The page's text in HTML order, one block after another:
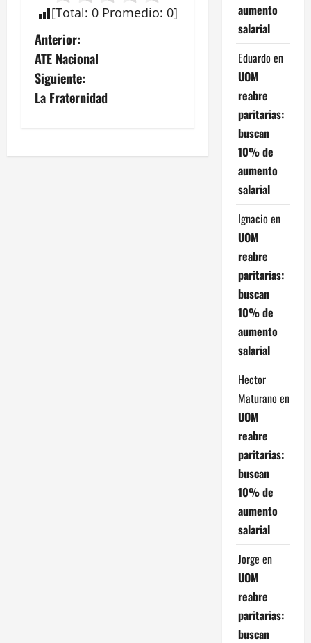
[Total: 0 Promedio: 0]
N
a
v
g
Anterior:
ATE Nacional
Siguiente:
La Fraternidad
aumento
salarial
Eduardo en
UOM
reabre
paritarias:
buscan
10% de
aumento
salarial
Ignacio en
UOM
reabre
paritarias:
buscan
10% de
aumento
salarial
Hector
Maturano en
UOM
reabre
paritarias:
buscan
10% de
aumento
salarial
Jorge en
UOM
reabre
paritarias:
buscan